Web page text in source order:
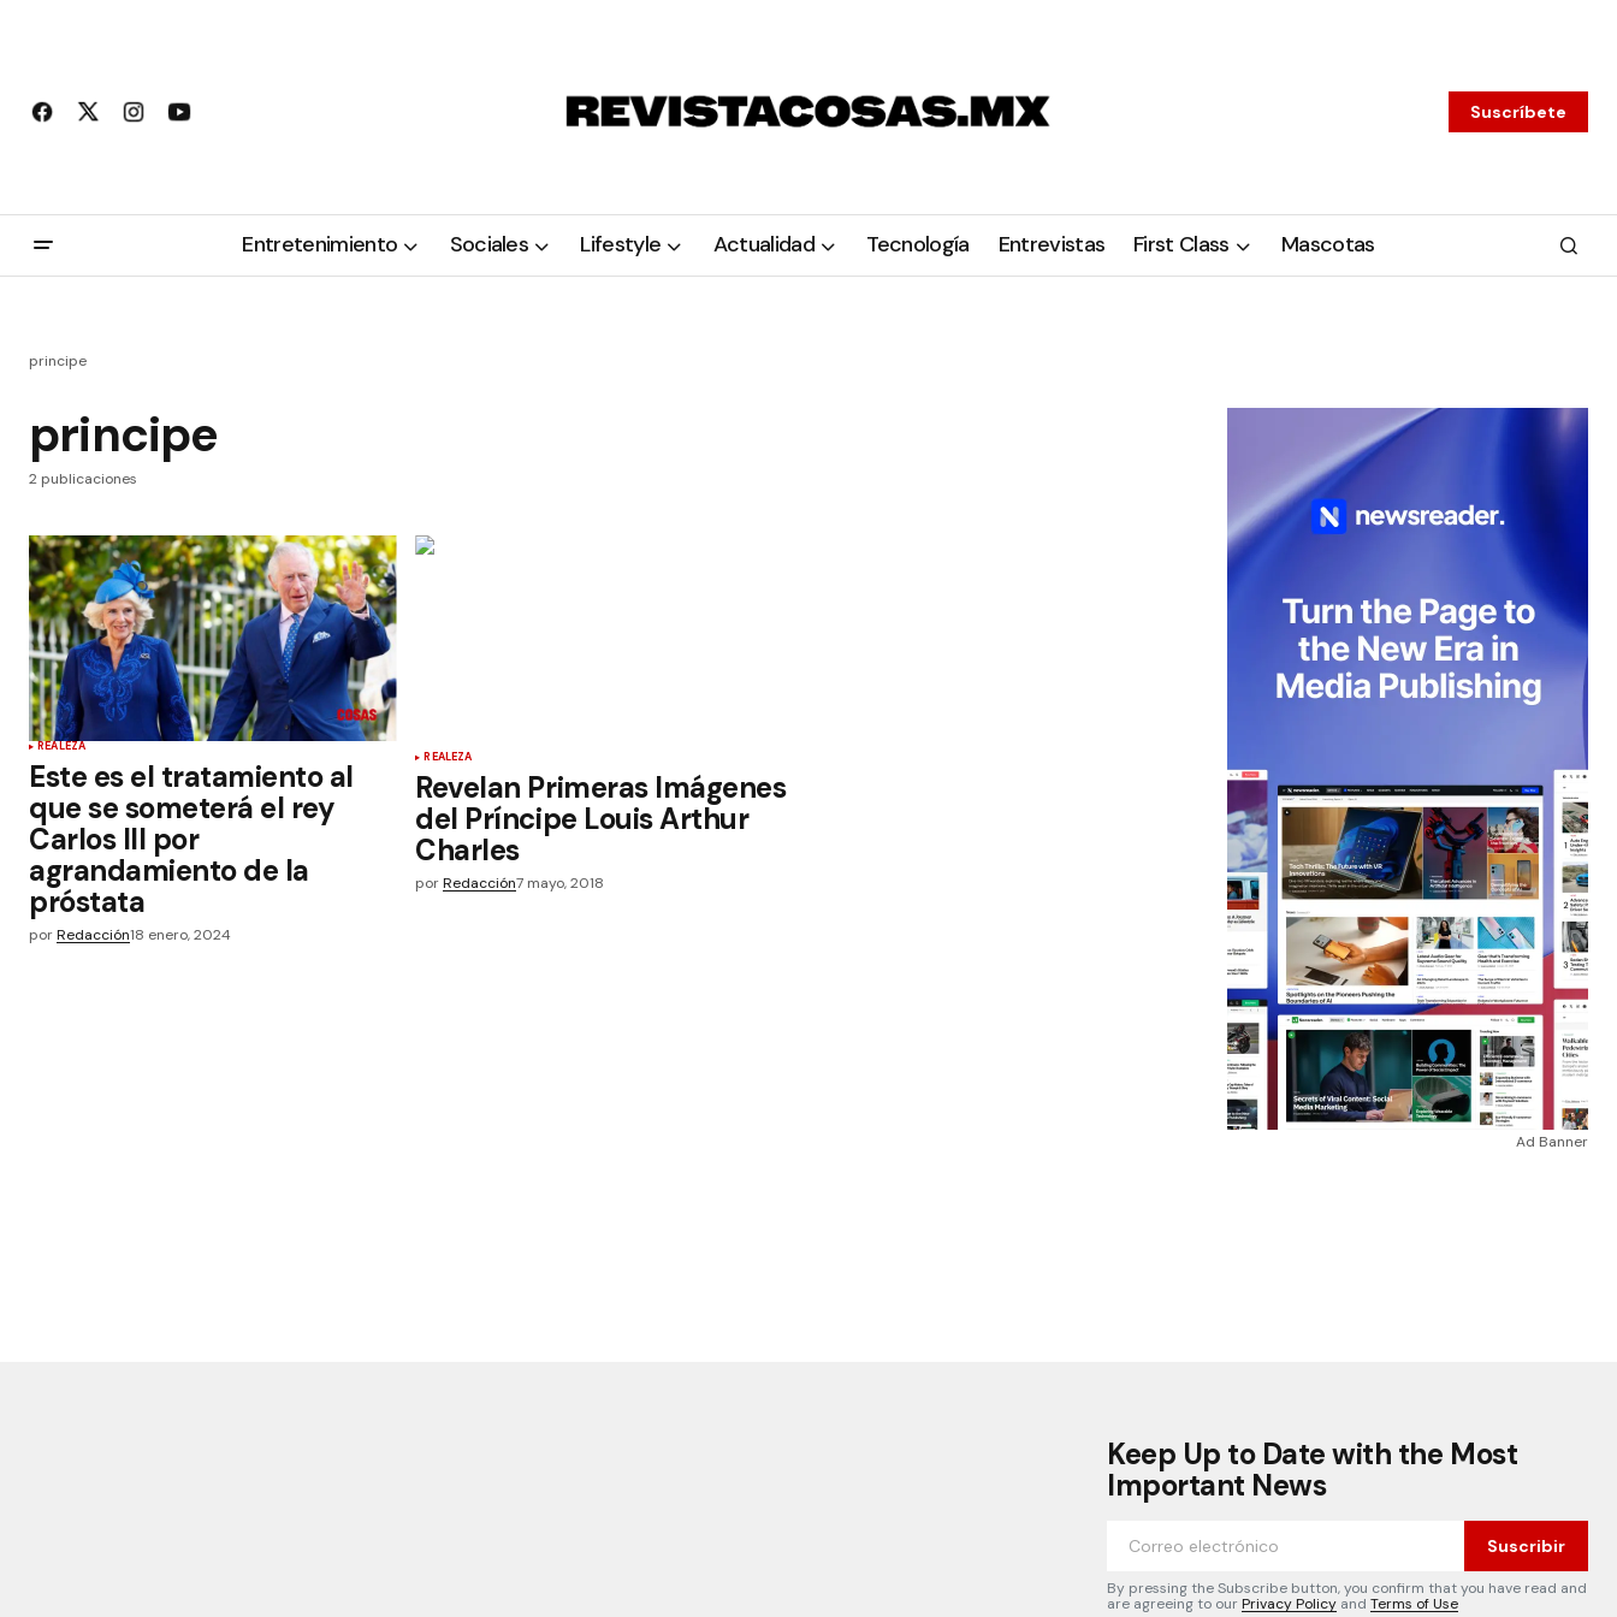
Suscríbete
Entretenimiento Sociales Lifestyle Actualidad Tecnología Entrevistas First Class Mascotas
principe
principe
2 publicaciones
REALEZA
Este es el tratamiento al
que se someterá el rey
Carlos III por
agrandamiento de la
próstata
porRedacción18 enero, 2024
REALEZA
Revelan Primeras Imágenes
del Príncipe Louis Arthur
Charles
por Redacción7 mayo, 2018
Ad Banner
Keep Up to Date with the Most
Important News
Suscribir
By pressing the Subscribe button, you confirm that you have read and
are agreeing to ourPrivacy Policy and Terms of Use